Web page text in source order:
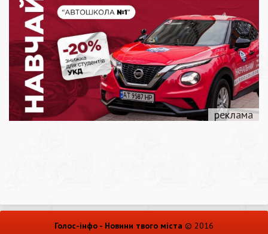
Голос-інфо - Новини твого міста © 2016